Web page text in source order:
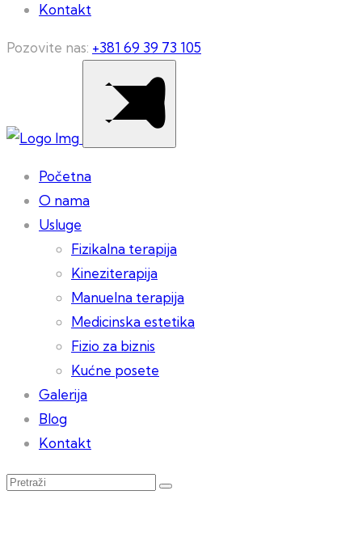
Kontakt
Pozovite nas: +381 69 39 73 105
Početna
O nama
Usluge
Fizikalna terapija
Kineziterapija
Manuelna terapija
Medicinska estetika
Fizio za biznis
Kućne posete
Galerija
Blog
Kontakt